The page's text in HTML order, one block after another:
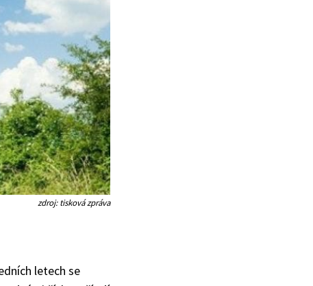
zdroj: tisková zpráva
letech se